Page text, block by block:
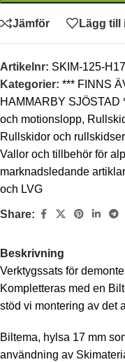
Jämför Lägg till
Artikelnr: SKIM-125-H17
Kategorier: *** FINNS
HAMMARBY SJÖSTAD
och motionslopp,
Rullskidor och
Vallor och tillbehör för
marknadsledande
och LVG
Share:
Beskrivning
Verktygssats för
Kompletteras med en
stöd vi montering av det
Biltema, hylsa 17 mm
användning av